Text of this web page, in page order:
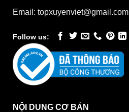
Email: topxuyenviet@gmail.com
Follow us:
NỘI DUNG CƠ BẢN